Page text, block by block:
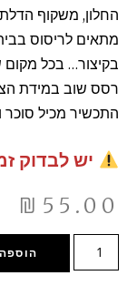
החלון, משקוף
מתאים לריסוס
בקיצור… בכל
רסס שוב במידת
התכשיר מכיל סוכר
יש לבדוק
₪ 55.00